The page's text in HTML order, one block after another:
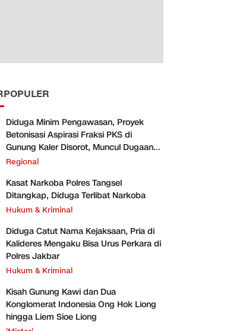
Diduga Minim Pengawasan, Proyek
Betonisasi Aspirasi Fraksi PKS di
Gunung Kaler Disorot, Muncul Dugaan
Pengurangan Volume
Regional
Kasat Narkoba Polres Tangsel
Ditangkap, Diduga Terlibat Narkoba
Hukum & Kriminal
Diduga Catut Nama Kejaksaan, Pria di
Kalideres Mengaku Bisa Urus Perkara di
Polres Jakbar
Hukum & Kriminal
Kisah Gunung Kawi dan Dua
Konglomerat Indonesia Ong Hok Liong
hingga Liem Sioe Liong